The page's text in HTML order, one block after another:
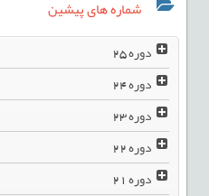
شماره های پیشین
دوره25
دوره24
دوره23
دوره22
دوره21